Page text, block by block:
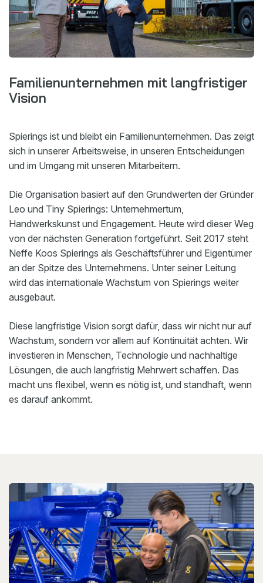
Familienunternehmen mit langfristiger
Vision
Spierings ist und bleibt ein Familienunternehmen. Das zeigt
sich in unserer Arbeitsweise, in unseren Entscheidungen
und im Umgang mit unseren Mitarbeitern.
Die Organisation basiert auf den Grundwerten der Gründer
Leo und Tiny Spierings: Unternehmertum,
Handwerkskunst und Engagement. Heute wird dieser Weg
von der nächsten Generation fortgeführt. Seit 2017 steht
Neffe Koos Spierings als Geschäftsführer und Eigentümer
an der Spitze des Unternehmens. Unter seiner Leitung
wird das internationale Wachstum von Spierings weiter
ausgebaut.
Diese langfristige Vision sorgt dafür, dass wir nicht nur auf
Wachstum, sondern vor allem auf Kontinuität achten. Wir
investieren in Menschen, Technologie und nachhaltige
Lösungen, die auch langfristig Mehrwert schaffen. Das
macht uns flexibel, wenn es nötig ist, und standhaft, wenn
es darauf ankommt.